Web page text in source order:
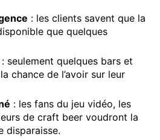
: les clients savent que la
que quelques
: seulement quelques bars et
chance de l’avoir sur leur
: les fans du jeu vidéo, les
de craft beer voudront la
disparaisse.